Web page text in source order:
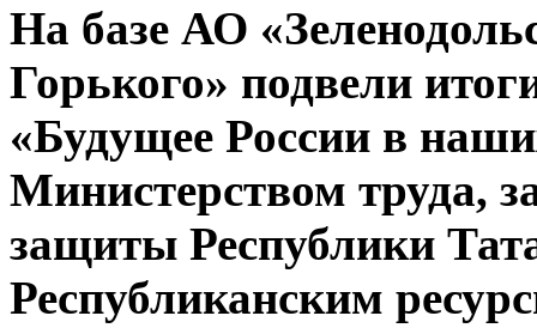
На базе АО
Горького» подвели
«Будущее России в
Министерством труда,
защиты Республики
Республиканским